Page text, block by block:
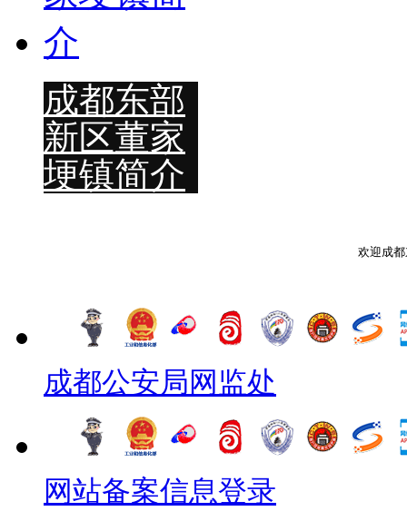
成都东部
新区董家
埂镇简介
欢迎成
成都公安局网监处
网站备案信息登录